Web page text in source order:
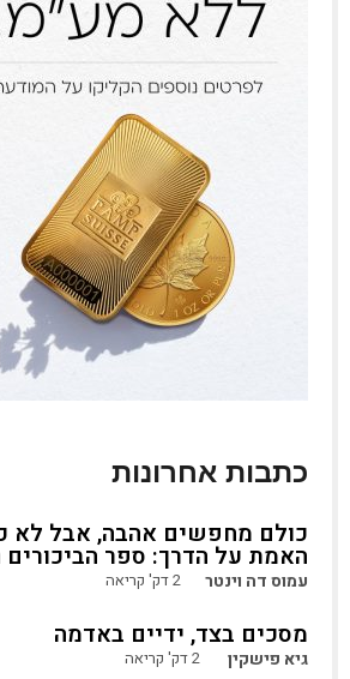
כתבות אחרונות
כולם מחפשים אהבה, אבל לא
האמת על הדרך: ספר
עמוס דה וינטר 2דק' קריאה
מסכים בצד, ידיים באדמה
גיא פישקין 2דק' קריאה